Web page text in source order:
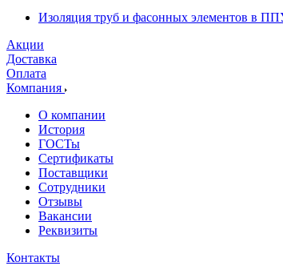
Изоляция труб и фасонных элементов в
Акции
Доставка
Оплата
Компания
О компании
История
ГОСТы
Сертификаты
Поставщики
Сотрудники
Отзывы
Вакансии
Реквизиты
Контакты